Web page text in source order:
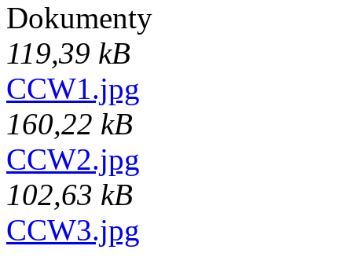
Dokumenty
119,39 kB
CCW1.jpg
160,22 kB
CCW2.jpg
102,63 kB
CCW3.jpg